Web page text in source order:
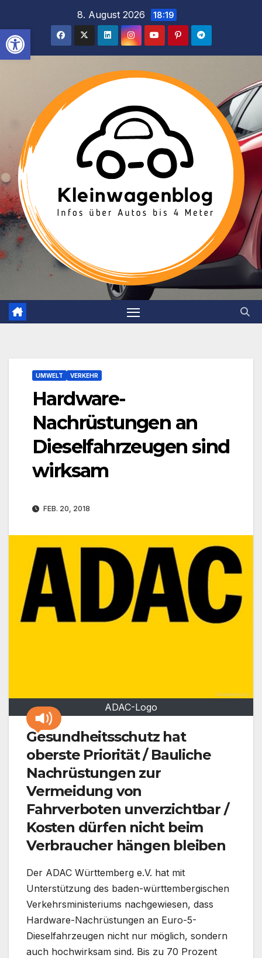
Werkzeugleiste öffnen
springen
8. August 2026 18:19
UMWELT VERKEHR
Hardware-
Nachrüstungen an
Dieselfahrzeugen sind
wirksam
FEB. 20, 2018
ADAC-Logo
Gesundheitsschutz hat
oberste Priorität / Bauliche
Nachrüstungen zur
Vermeidung von
Fahrverboten unverzichtbar /
Kosten dürfen nicht beim
Verbraucher hängen bleiben
Der ADAC Württemberg e.V. hat mit
Unterstützung des baden-württembergischen
Verkehrsministeriums nachgewiesen, dass
Hardware-Nachrüstungen an Euro-5-
Dieselfahrzeugen nicht nur möglich, sondern
auch hochwirksam sind. Bis zu 70 Prozent